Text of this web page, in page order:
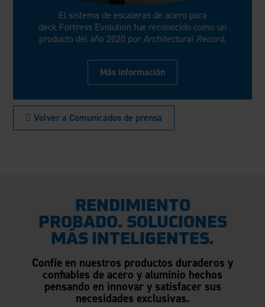
El sistema de escaleras de acero para
deck Fortress Evolution fue reconocido como un
producto del año 2020 porArchitectural Record.
Más información
 Volver a Comunicados de prensa
RENDIMIENTO
PROBADO. SOLUCIONES
MÁS INTELIGENTES.
Confíe en nuestros productos duraderos y
confiables de acero y aluminio hechos
pensando en innovar y satisfacer sus
necesidades exclusivas.